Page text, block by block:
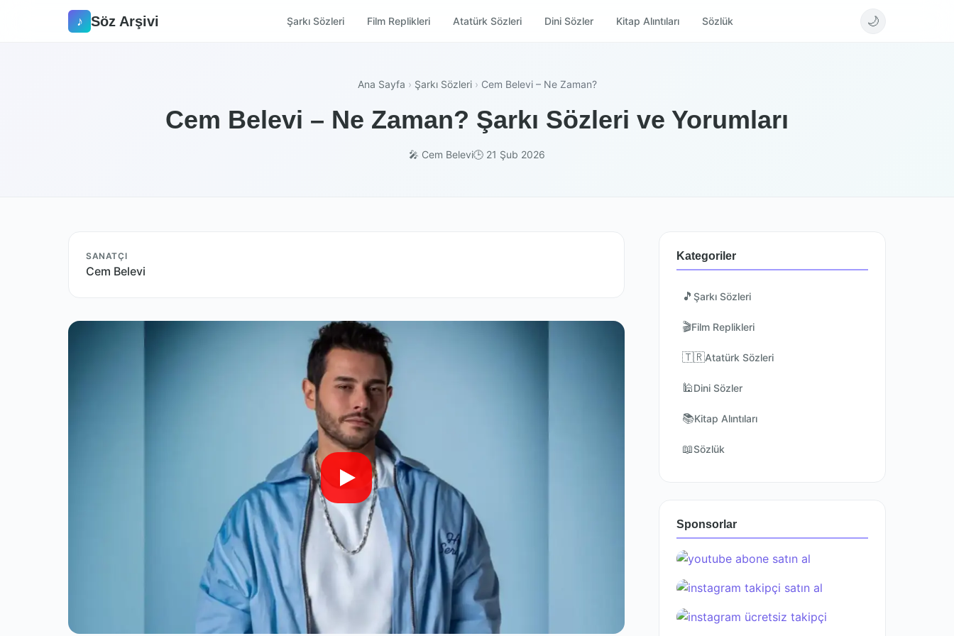
♪ Söz Arşivi Şarkı Sözleri Film Replikleri Atatürk Sözleri Dini Sözler Kitap Alıntıları Sözlük 🌙
Ana Sayfa › Şarkı Sözleri › Cem Belevi – Ne Zaman?
Cem Belevi – Ne Zaman? Şarkı Sözleri ve Yorumları
🎤 Cem Belevi🕒 21 Şub 2026
SANATÇI
Cem Belevi
Kategoriler
🎵 Şarkı Sözleri
🎬Film Replikleri
🇹🇷Atatürk Sözleri
🕌Dini Sözler
📚Kitap Alıntıları
📖Sözlük
Sponsorlar